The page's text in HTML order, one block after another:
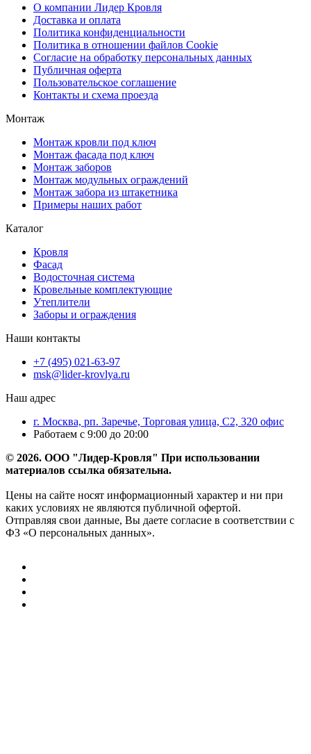
О компании Лидер Кровля
Доставка и оплата
Политика конфиденциальности
Политика в отношении файлов Cookie
Согласие на обработку персональных данных
Публичная оферта
Пользовательское соглашение
Контакты и схема проезда
Монтаж
Монтаж кровли под ключ
Монтаж фасада под ключ
Монтаж заборов
Монтаж модульных ограждений
Монтаж забора из штакетника
Примеры наших работ
Каталог
Кровля
Фасад
Водосточная система
Кровельные комплектующие
Утеплители
Заборы и ограждения
Наши контакты
+7 (495) 021-63-97
msk@lider-krovlya.ru
Наш адрес
г. Москва, рп. Заречье, Торговая улица, С2, 320 офис
Работаем с 9:00 до 20:00
© 2026. ООО "Лидер-Кровля" При использовании
материалов ссылка обязательна.
Цены на сайте носят информационный характер и ни при
каких условиях не являются публичной офертой.
Отправляя свои данные, Вы даете согласие в соответствии с
ФЗ «О персональных данных».